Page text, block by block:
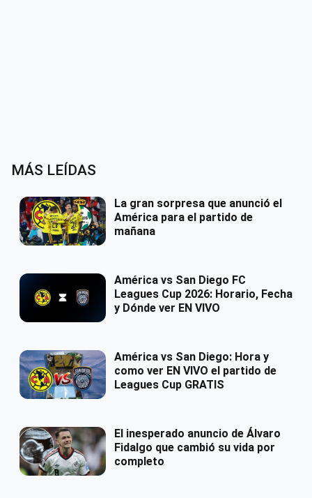
MÁS LEÍDAS
La gran sorpresa que anunció el
América para el partido de
mañana
América vs San Diego FC
Leagues Cup 2026: Horario, Fecha
y Dónde ver EN VIVO
América vs San Diego: Hora y
como ver EN VIVO el partido de
Leagues Cup GRATIS
El inesperado anuncio de Álvaro
Fidalgo que cambió su vida por
completo